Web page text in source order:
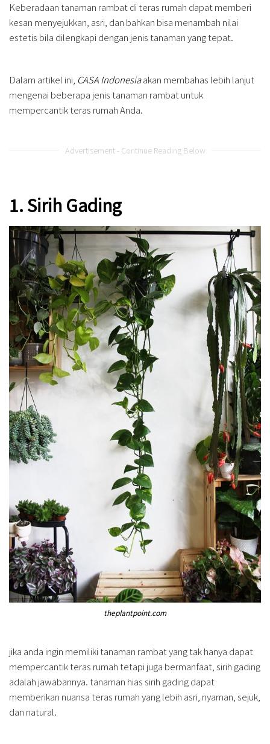
Keberadaan tanaman rambat di teras rumah dapat memberi
kesan menyejukkan, asri, dan bahkan bisa menambah nilai
estetis bila dilengkapi dengan jenis tanaman yang tepat.
Dalam artikel ini, CASA Indonesiaakan membahas lebih lanjut
mengenai beberapa jenis tanaman rambat untuk
mempercantik teras rumah Anda.
Advertisement - Continue Reading Below
1. Sirih Gading
theplantpoint.com
jika anda ingin memiliki tanaman rambat yang tak hanya dapat
mempercantik teras rumah tetapi juga bermanfaat, sirih gading
adalah jawabannya. tanaman hias sirih gading dapat
memberikan nuansa teras rumah yang lebih asri, nyaman, sejuk,
dan natural.